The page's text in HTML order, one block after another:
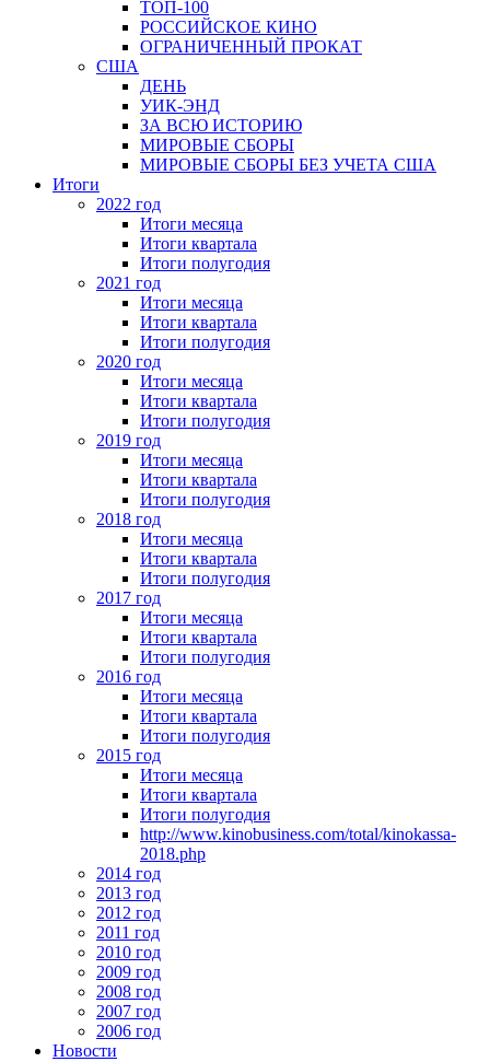
ТОП-100
РОССИЙСКОЕ КИНО
ОГРАНИЧЕННЫЙ ПРОКАТ
США
ДЕНЬ
УИК-ЭНД
ЗА ВСЮ ИСТОРИЮ
МИРОВЫЕ СБОРЫ
МИРОВЫЕ СБОРЫ БЕЗ УЧЕТА США
Итоги
2022 год
Итоги месяца
Итоги квартала
Итоги полугодия
2021 год
Итоги месяца
Итоги квартала
Итоги полугодия
2020 год
Итоги месяца
Итоги квартала
Итоги полугодия
2019 год
Итоги месяца
Итоги квартала
Итоги полугодия
2018 год
Итоги месяца
Итоги квартала
Итоги полугодия
2017 год
Итоги месяца
Итоги квартала
Итоги полугодия
2016 год
Итоги месяца
Итоги квартала
Итоги полугодия
2015 год
Итоги месяца
Итоги квартала
Итоги полугодия
http://www.kinobusiness.com/total/kinokassa-
2018.php
2014 год
2013 год
2012 год
2011 год
2010 год
2009 год
2008 год
2007 год
2006 год
Новости